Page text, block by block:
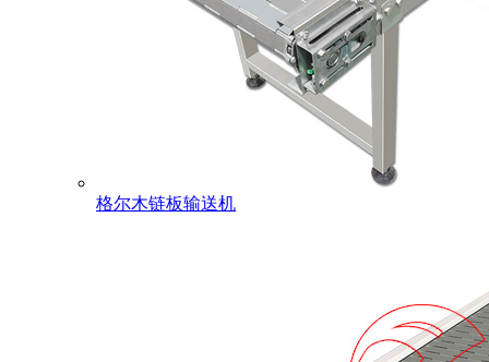
格尔木链板输送机